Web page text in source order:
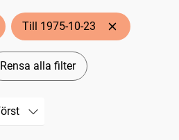
Till 1975-10-23
Rensa alla filter